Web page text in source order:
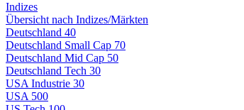
Indizes
Übersicht nach Indizes/Märkten
Deutschland 40
Deutschland Small Cap 70
Deutschland Mid Cap 50
Deutschland Tech 30
USA Industrie 30
USA 500